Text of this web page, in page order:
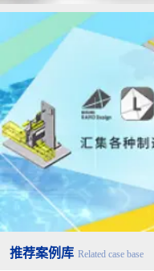
推荐案例库 Related case base